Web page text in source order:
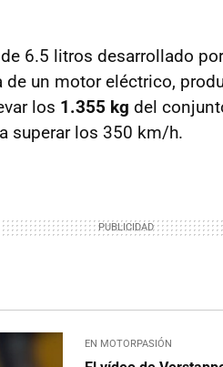
de 6.5 litros desarrollado
de un motor eléctrico,
los 1.355 kg del
superar los 350 km/h.
EN MOTORPASIÓN